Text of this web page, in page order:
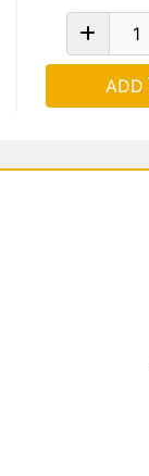
ADD